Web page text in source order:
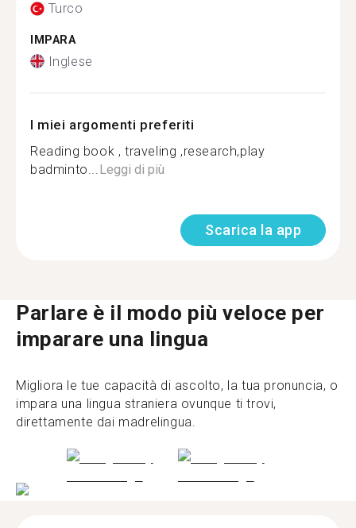
Turco
IMPARA
Inglese
I miei argomenti preferiti
Reading book , traveling ,research,play
badminto... Leggi di più
Scarica la app
Parlare è il modo più veloce per
imparare una lingua
Migliora le tue capacità di ascolto, la tua pronuncia, o
impara una lingua straniera ovunque ti trovi,
direttamente dai madrelingua.